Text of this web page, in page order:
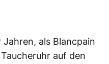
als Blancpain
auf den